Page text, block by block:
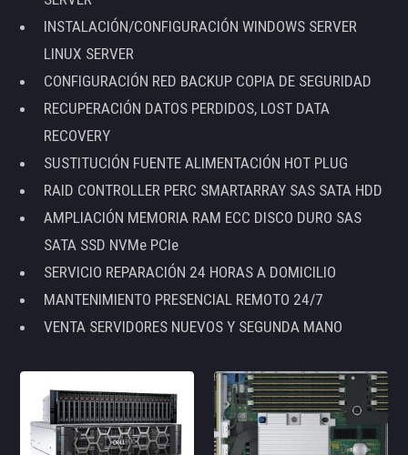
INSTALACIÓN/CONFIGURACIÓN WINDOWS SERVER
LINUX SERVER
CONFIGURACIÓN RED BACKUP COPIA DE SEGURIDAD
RECUPERACIÓN DATOS PERDIDOS, LOST DATA
RECOVERY
SUSTITUCIÓN FUENTE ALIMENTACIÓN HOT PLUG
RAID CONTROLLER PERC SMARTARRAY SAS SATA HDD
AMPLIACIÓN MEMORIA RAM ECC DISCO DURO SAS
SATA SSD NVMe PCIe
SERVICIO REPARACIÓN 24 HORAS A DOMICILIO
MANTENIMIENTO PRESENCIAL REMOTO 24/7
VENTA SERVIDORES NUEVOS Y SEGUNDA MANO